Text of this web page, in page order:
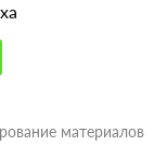
материалов